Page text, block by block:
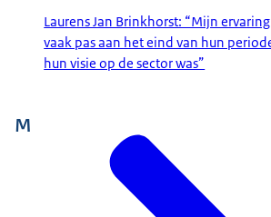
Laurens Jan Brinkhorst: “Mijn
vaak pas aan het eind van hun
hun visie op de sector was”
M